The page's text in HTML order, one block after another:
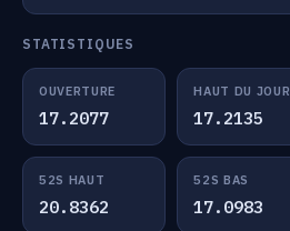
STATISTIQUES
OUVERTURE
17.2077
HAUT DU JOUR
17.2135
52S HAUT
20.8362
52S BAS
17.0983